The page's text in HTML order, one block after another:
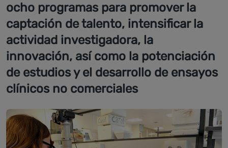
ocho programas para promover la
captación de talento, intensificar la
actividad investigadora, la
innovación, así como la potenciación
de estudios y el desarrollo de ensayos
clínicos no comerciales